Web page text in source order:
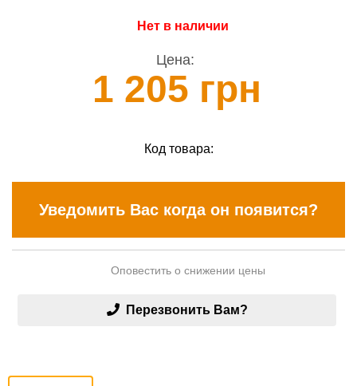
Нет в наличии
Цена:
1 205 грн
Код товара:
Уведомить Вас когда он появится?
Оповестить о снижении цены
Перезвонить Вам?